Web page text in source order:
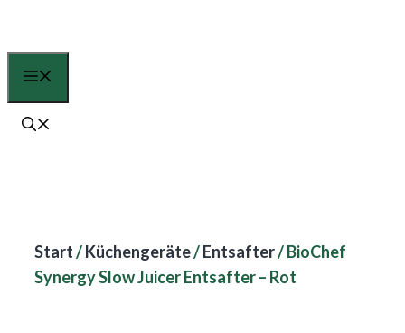
springen
Start/Küchengeräte/Entsafter/ BioChef
Synergy Slow Juicer Entsafter – Rot